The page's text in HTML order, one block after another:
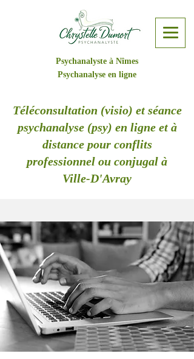
Psychanalyste à Nîmes
Psychanalyse en ligne
Téléconsultation (visio) et séance
psychanalyse (psy) en ligne et à
distance pour conflits
professionnel ou conjugal à
Ville-D'Avray